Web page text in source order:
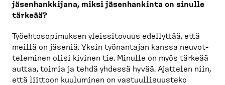
jäsenhank­kijana, miksi jäsenhankinta on sinulle
tärkeää?
Työehto­so­pi­muksen yleissi­tovuus edellyttää, että
meillä on jäseniä. Yksin työnantajan kanssa neuvot­
te­leminen olisi kivinen tie. Minulle on myös tärkeää
auttaa, toimia ja tehdä yhdessä hyvää. Ajattelen niin,
että liittoon kuuluminen on vastuul­li­suusteko